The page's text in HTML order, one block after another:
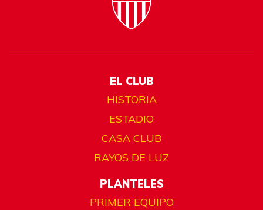
EL CLUB
HISTORIA
ESTADIO
CASA CLUB
RAYOS DE LUZ
PLANTELES
PRIMER EQUIPO